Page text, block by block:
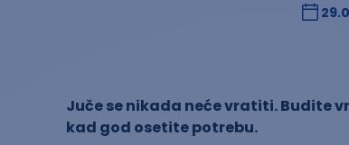
Juče se nikada neće vratiti. Budite
kad god osetite potrebu.